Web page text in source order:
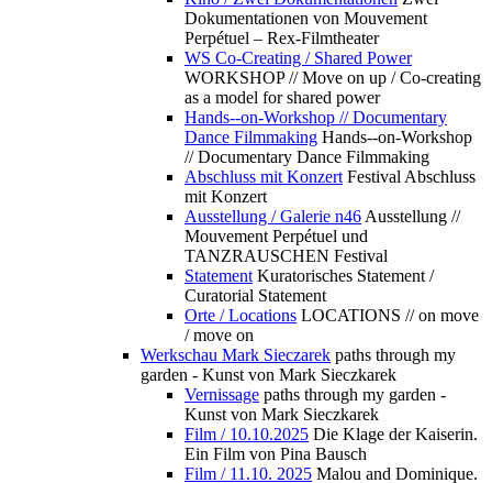
Dokumentationen von Mouvement
Perpétuel – Rex-Filmtheater
WS Co-Creating / Shared Power
WORKSHOP // Move on up / Co-creating
as a model for shared power
Hands--on-Workshop // Documentary
Dance Filmmaking Hands--on-Workshop
// Documentary Dance Filmmaking
Abschluss mit Konzert Festival Abschluss
mit Konzert
Ausstellung / Galerie n46 Ausstellung //
Mouvement Perpétuel und
TANZRAUSCHEN Festival
Statement Kuratorisches Statement /
Curatorial Statement
Orte / Locations LOCATIONS // on move
/ move on
Werkschau Mark Sieczarek paths through my
garden - Kunst von Mark Sieczkarek
Vernissage paths through my garden -
Kunst von Mark Sieczkarek
Film / 10.10.2025 Die Klage der Kaiserin.
Ein Film von Pina Bausch
Film / 11.10. 2025 Malou and Dominique.